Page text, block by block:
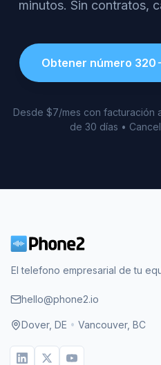
minutos. Sin contratos,
Obtener número 320
Desde $7/mes con facturación
de 30 días •
El telefono empresarial de tu
hello@phone2.io
Dover, DE • Vancouver, BC